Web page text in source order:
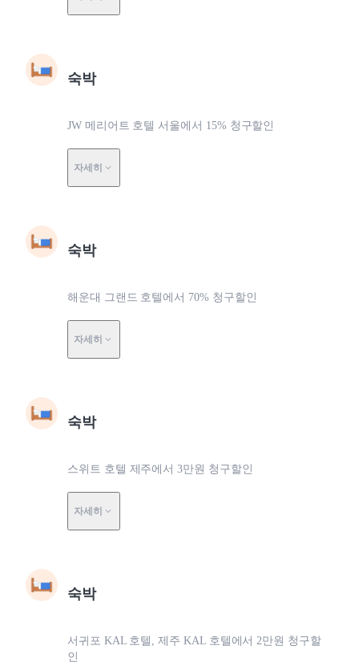
숙박
JW 메리어트 호텔 서울에서 15% 청구할인
자세히
숙박
해운대 그랜드 호텔에서 70% 청구할인
자세히
숙박
스위트 호텔 제주에서 3만원 청구할인
자세히
숙박
서귀포 KAL 호텔, 제주 KAL 호텔에서 2만원 청구할
인